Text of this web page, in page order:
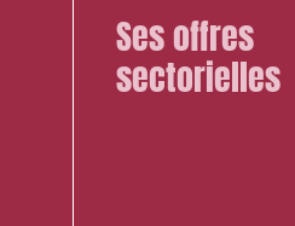
Ses offres
sectorielles